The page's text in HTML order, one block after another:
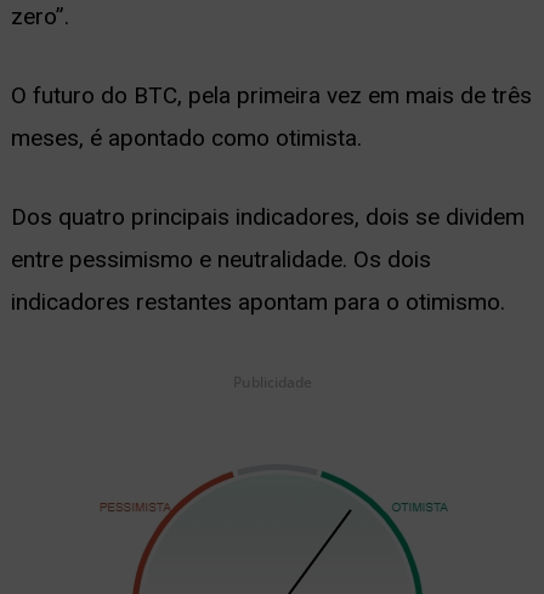
zero”.
O futuro do BTC, pela primeira vez em mais de três
meses, é apontado como otimista.
Dos quatro principais indicadores, dois se dividem
entre pessimismo e neutralidade. Os dois
indicadores restantes apontam para o otimismo.
Publicidade